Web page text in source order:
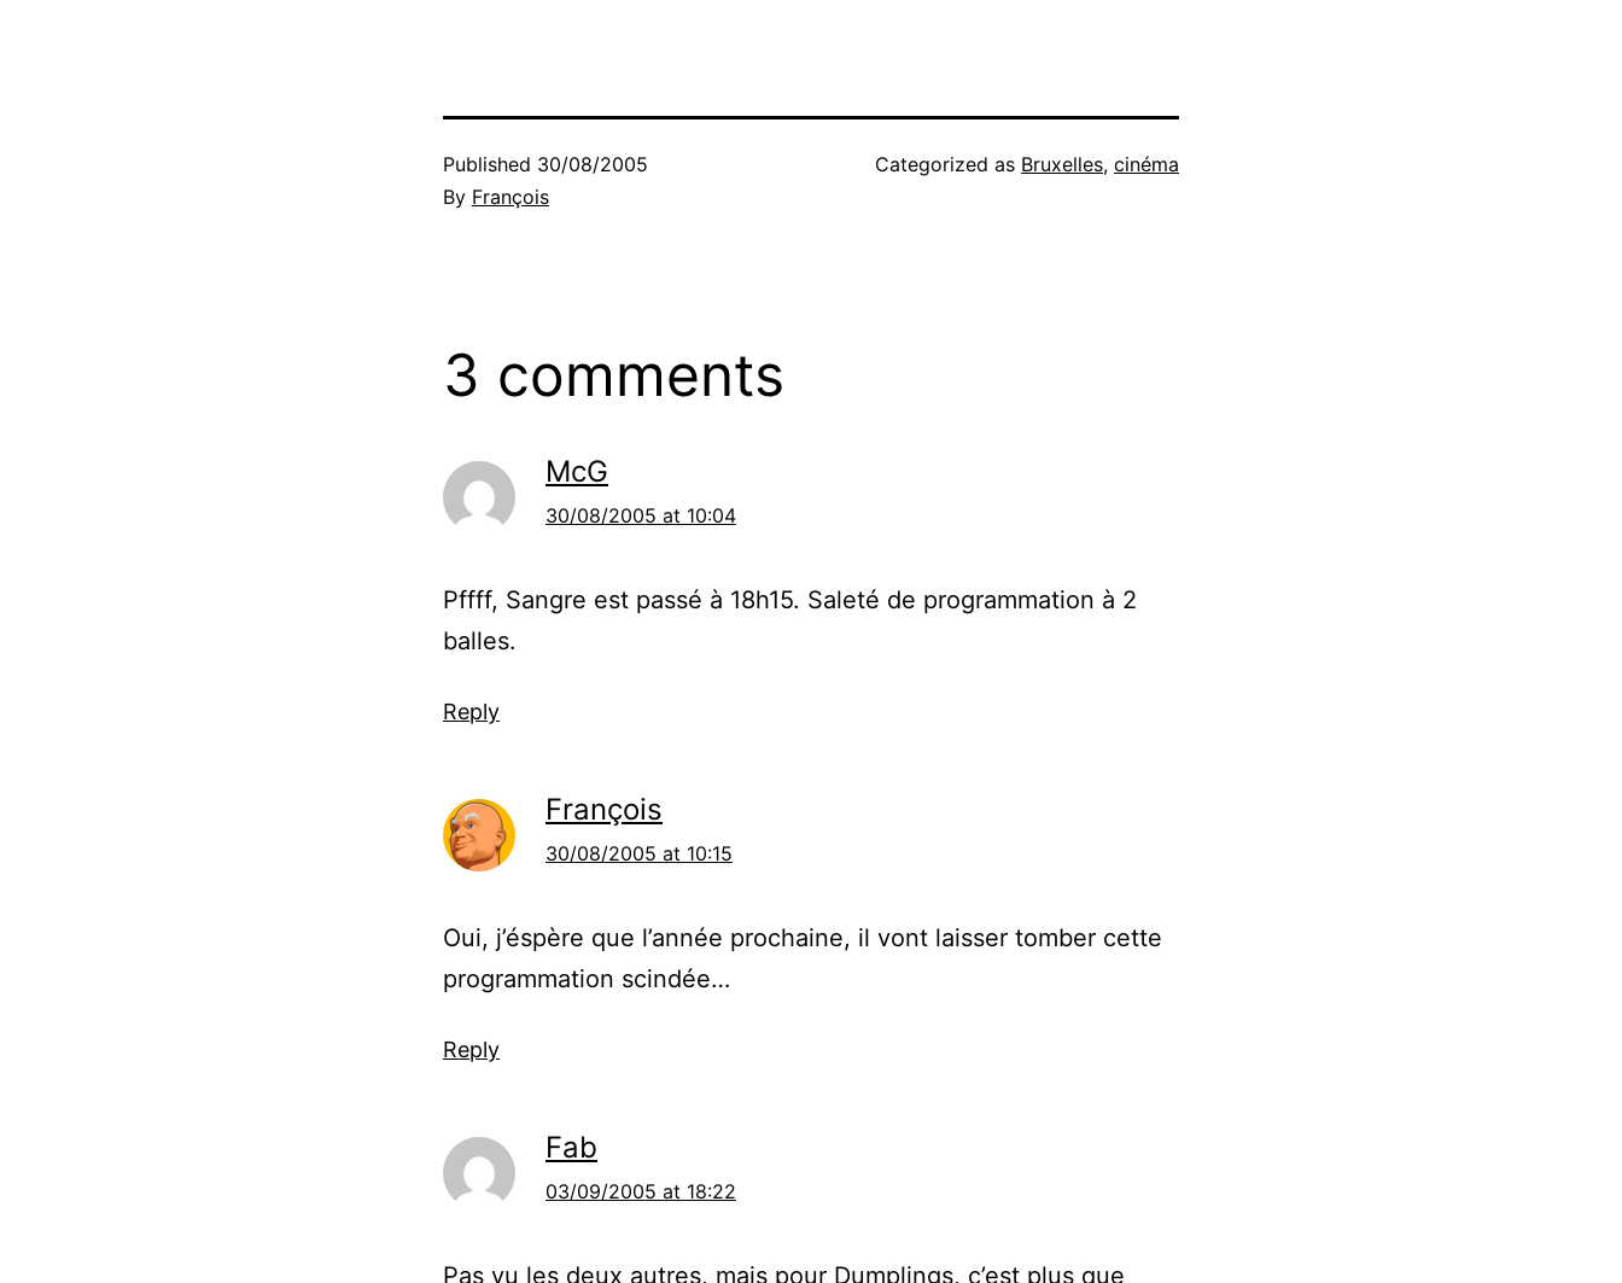
Published 30/08/2005
By François
Categorized as Bruxelles, cinéma
3 comments
McG
30/08/2005 at 10:04
Pffff, Sangre est passé à 18h15. Saleté de programmation à 2
balles.
Reply
François
30/08/2005 at 10:15
Oui, j’éspère que l’année prochaine, il vont laisser tomber cette
programmation scindée…
Reply
Fab
03/09/2005 at 18:22
Pas vu les deux autres, mais pour Dumplings, c’est plus que